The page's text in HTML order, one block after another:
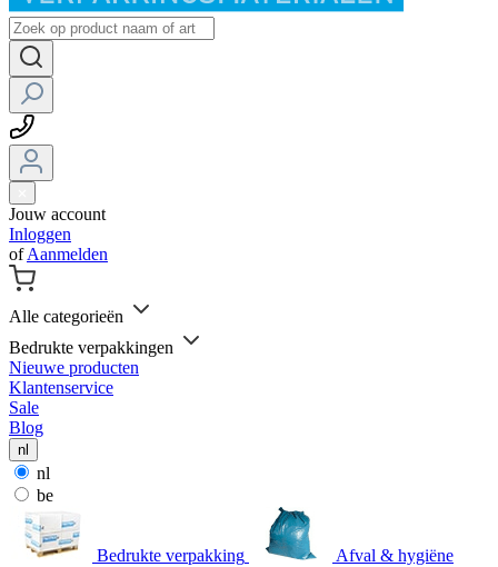
Jouw account
Inloggen
ofAanmelden
Alle categorieën
Bedrukte verpakkingen
Nieuwe producten
Klantenservice
Sale
Blog
nl
nl
be
Bedrukte verpakking Afval & hygiëne